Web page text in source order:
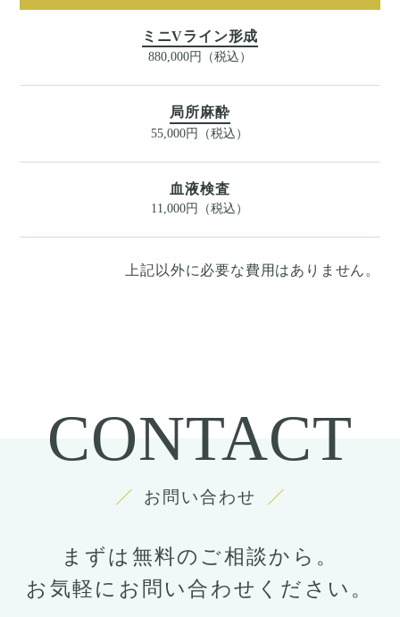
ミニVライン形成
880,000円（税込）
局所麻酔
55,000円（税込）
血液検査
11,000円（税込）
上記以外に必要な費用はありません。
CONTACT
お問い合わせ
まずは無料のご相談から。
お気軽にお問い合わせください。